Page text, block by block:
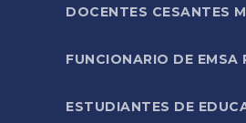
DOCENTES CESANTES
FUNCIONARIO DE
ESTUDIANTES DE